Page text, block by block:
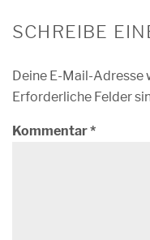
SCHREIBE
Deine E-Mail-
Erforderliche Felder
Kommentar*